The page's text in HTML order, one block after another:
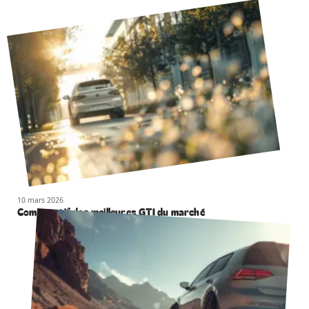
10 mars 2026
Comparatif des meilleures GTI du marché